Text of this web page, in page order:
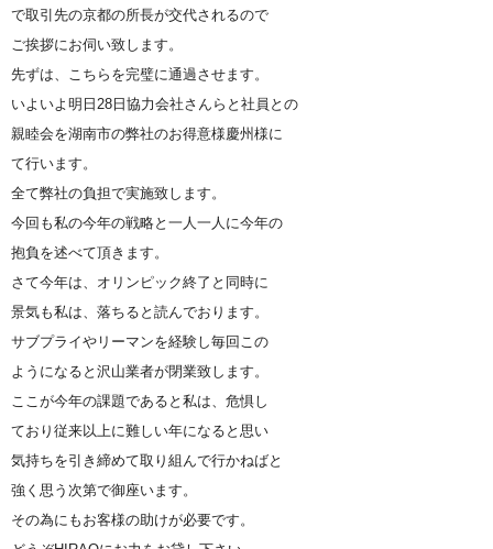
で取引先の京都の所長が交代されるので
ご挨拶にお伺い致します。
先ずは、こちらを完璧に通過させます。
いよいよ明日28日協力会社さんらと社員との
親睦会を湖南市の弊社のお得意様慶州様に
て行います。
全て弊社の負担で実施致します。
今回も私の今年の戦略と一人一人に今年の
抱負を述べて頂きます。
さて今年は、オリンピック終了と同時に
景気も私は、落ちると読んでおります。
サブプライやリーマンを経験し毎回この
ようになると沢山業者が閉業致します。
ここが今年の課題であると私は、危惧し
ており従来以上に難しい年になると思い
気持ちを引き締めて取り組んで行かねばと
強く思う次第で御座います。
その為にもお客様の助けが必要です。